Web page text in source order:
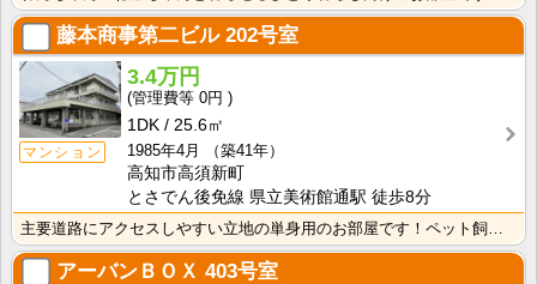
藤本商事第二ビル202号室
マンション
3.4万円
0円
1DK
25.6㎡
1985年4月
（築41年）
高知市高須新町
とさでん後免線 県立美術館通駅 徒歩8分
アーバンＢＯＸ 403号室